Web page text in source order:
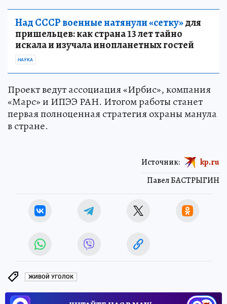
Над СССР военные натянули «сетку»для
пришельцев: как страна 13 лет тайно
искала и изучала инопланетных гостей
НАУКА
Проект ведут ассоциация «Ирбис», компания
«Марс» и ИПЭЭ РАН. Итогом работы станет
первая полноценная стратегия охраны манула
в стране.
Павел БАСТРЫГИН
Источник: kp.ru
ЖИВОЙ УГОЛОК